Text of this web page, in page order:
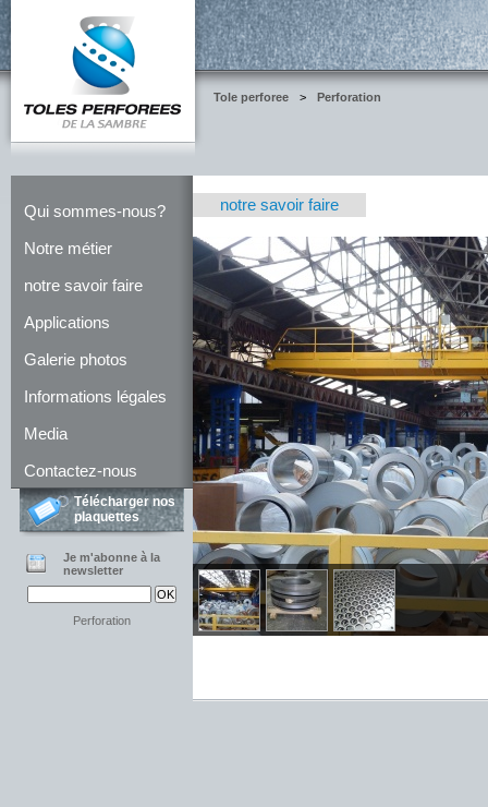
Tole perforee > Perforation
Qui sommes-nous?
Notre métier
notre savoir faire
Applications
Galerie photos
Informations légales
Media
Contactez-nous
Télécharger nos
plaquettes
Je m'abonne à la
newsletter
Perforation
notre savoir faire